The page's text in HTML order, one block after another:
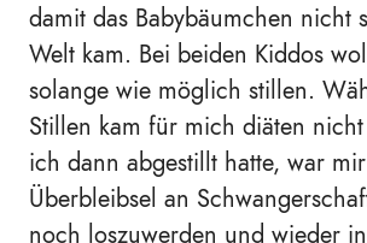
damit das Babybäumchen nicht
Welt kam. Bei beiden Kiddos
solange wie möglich stillen.
Stillen kam für mich diäten
ich dann abgestillt hatte, war
Überbleibsel an
noch loszuwerden und wieder